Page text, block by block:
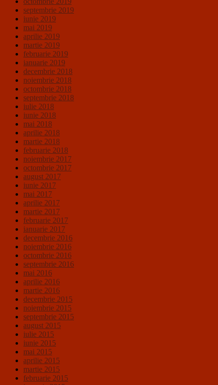
septembrie 2019
iunie 2019
mai 2019
aprilie 2019
martie 2019
februarie 2019
ianuarie 2019
decembrie 2018
noiembrie 2018
octombrie 2018
septembrie 2018
iulie 2018
iunie 2018
mai 2018
aprilie 2018
martie 2018
februarie 2018
noiembrie 2017
octombrie 2017
august 2017
iunie 2017
mai 2017
aprilie 2017
martie 2017
februarie 2017
ianuarie 2017
decembrie 2016
noiembrie 2016
octombrie 2016
septembrie 2016
mai 2016
aprilie 2016
martie 2016
decembrie 2015
noiembrie 2015
septembrie 2015
august 2015
iulie 2015
iunie 2015
mai 2015
aprilie 2015
martie 2015
februarie 2015